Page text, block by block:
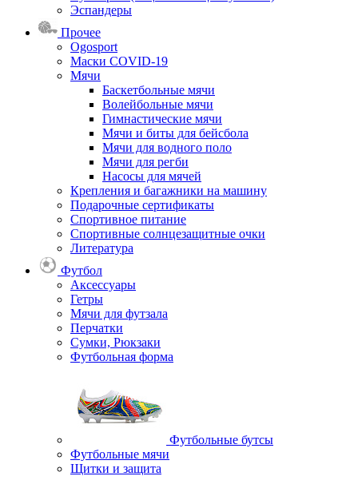
Эспандеры
Прочее
Ogosport
Маски COVID-19
Мячи
Баскетбольные мячи
Волейбольные мячи
Гимнастические мячи
Мячи и биты для бейсбола
Мячи для водного поло
Мячи для регби
Насосы для мячей
Крепления и багажники на машину
Подарочные сертификаты
Спортивное питание
Спортивные солнцезащитные очки
Литература
Футбол
Аксессуары
Гетры
Мячи для футзала
Перчатки
Сумки, Рюкзаки
Футбольная форма
Футбольные бутсы
Футбольные мячи
Щитки и защита